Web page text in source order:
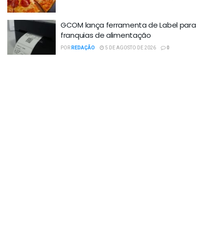
GCOM lança ferramenta de Label para
franquias de alimentação
PORREDAÇÃO 5 DE AGOSTO DE 2026 0